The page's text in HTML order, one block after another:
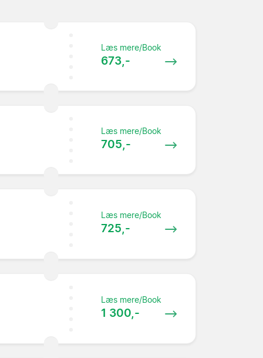
Læs mere/Book
673,-
Læs mere/Book
705,-
Læs mere/Book
725,-
Læs mere/Book
1 300,-